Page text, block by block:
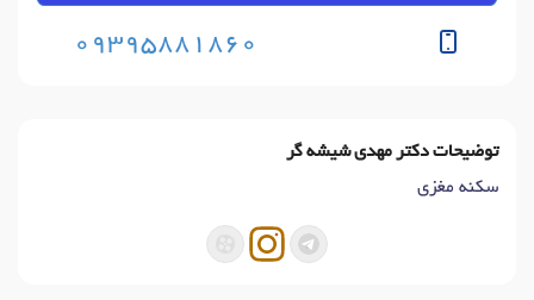
09395881860
توضیحات دکتر مهدی شیشه گر
سکنه مغزی